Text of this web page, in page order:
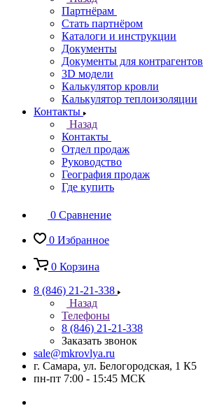
Партнёрам
Стать партнёром
Каталоги и инструкции
Документы
Документы для контрагентов
3D модели
Калькулятор кровли
Калькулятор теплоизоляции
Контакты
Назад
Контакты
Отдел продаж
Руководство
География продаж
Где купить
0 Сравнение
0 Избранное
0 Корзина
8 (846) 21-21-338
Назад
Телефоны
8 (846) 21-21-338
Заказать звонок
sale@mkrovlya.ru
г. Самара, ул. Белогородская, 1 К5
пн-пт 7:00 - 15:45 МСК